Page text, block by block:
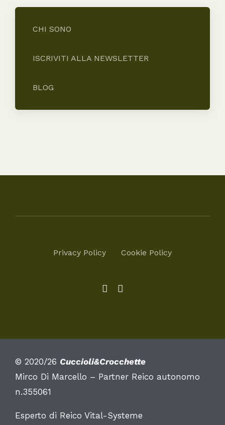
CHI SONO
ISCRIVITI ALLA NEWSLETTER
BLOG
Privacy Policy Cookie Policy
© 2020/26 Cuccioli&Crocchette
Mirco Di Marcello – Partner Reico autonomo
n.355061
Esperto di Reico Vital-Systeme